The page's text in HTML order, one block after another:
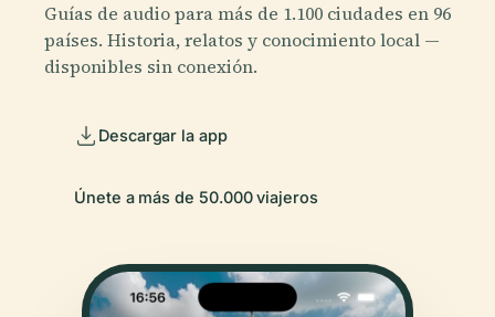
Guías de audio para más de 1.100 ciudades en 96
países. Historia, relatos y conocimiento local —
disponibles sin conexión.
Descargar la app
Únete a más de 50.000 viajeros